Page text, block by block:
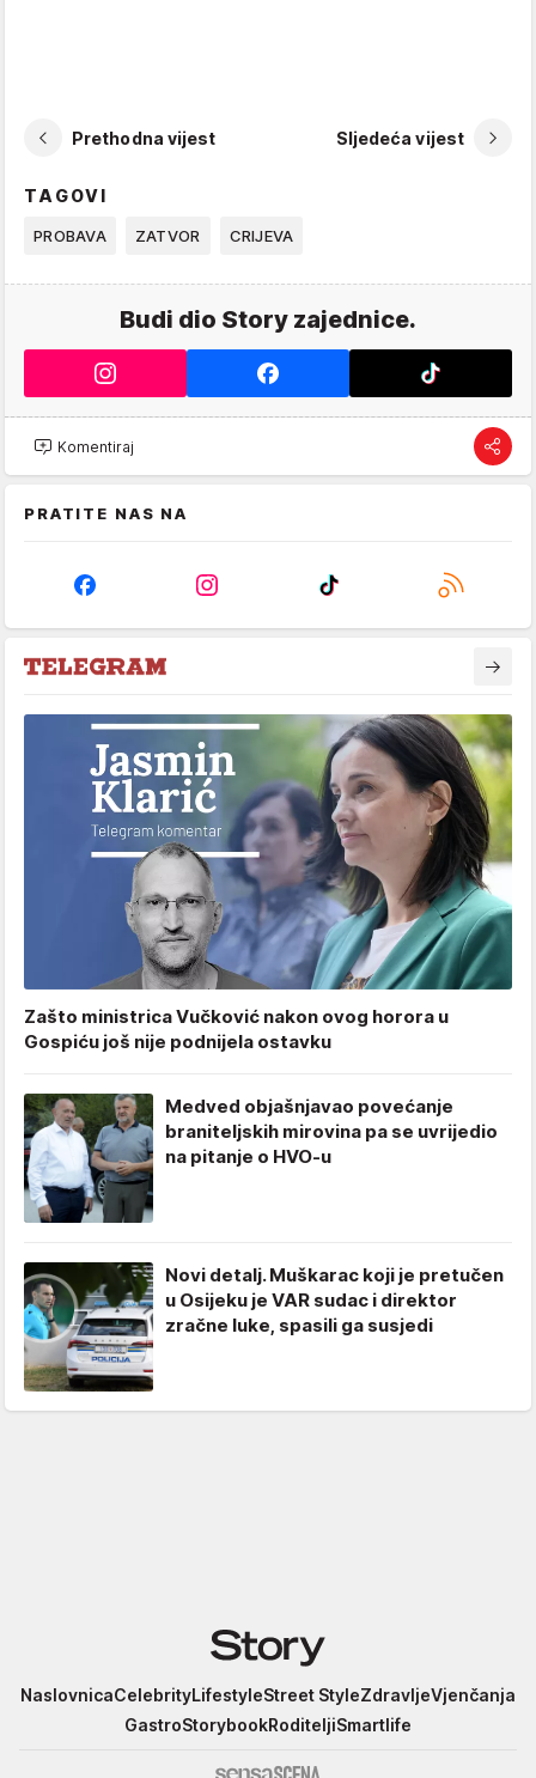
Prethodna vijest Sljedeća vijest
TAGOVI
PROBAVA ZATVOR CRIJEVA
Budi dio Story zajednice.
Komentiraj
PRATITE NAS NA
Zašto ministrica Vučković nakon ovog horora u
Gospiću još nije podnijela ostavku
Medved objašnjavao povećanje
braniteljskih mirovina pa se uvrijedio
na pitanje o HVO-u
Novi detalj. Muškarac koji je pretučen
u Osijeku je VAR sudac i direktor
zračne luke, spasili ga susjedi
Story
NaslovnicaCelebrityLifestyleStreet StyleZdravljeVjenčanja
GastroStorybookRoditeljiSmartlife